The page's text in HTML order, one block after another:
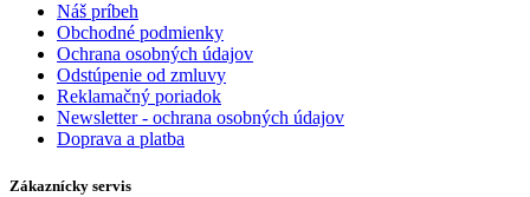
Náš príbeh
Obchodné podmienky
Ochrana osobných údajov
Odstúpenie od zmluvy
Reklamačný poriadok
Newsletter - ochrana osobných údajov
Doprava a platba
Zákaznícky servis